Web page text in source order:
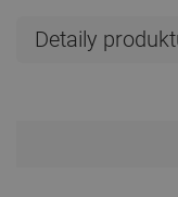
Detaily